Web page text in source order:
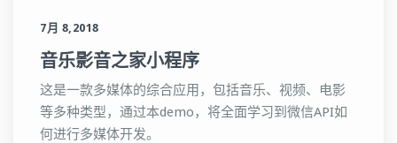
7月 8,2018
音乐影音之家小程序
这是一款多媒体的综合应用，包括音乐、视频、电影
等多种类型，通过本demo，将全面学习到微信API如
何进行多媒体开发。